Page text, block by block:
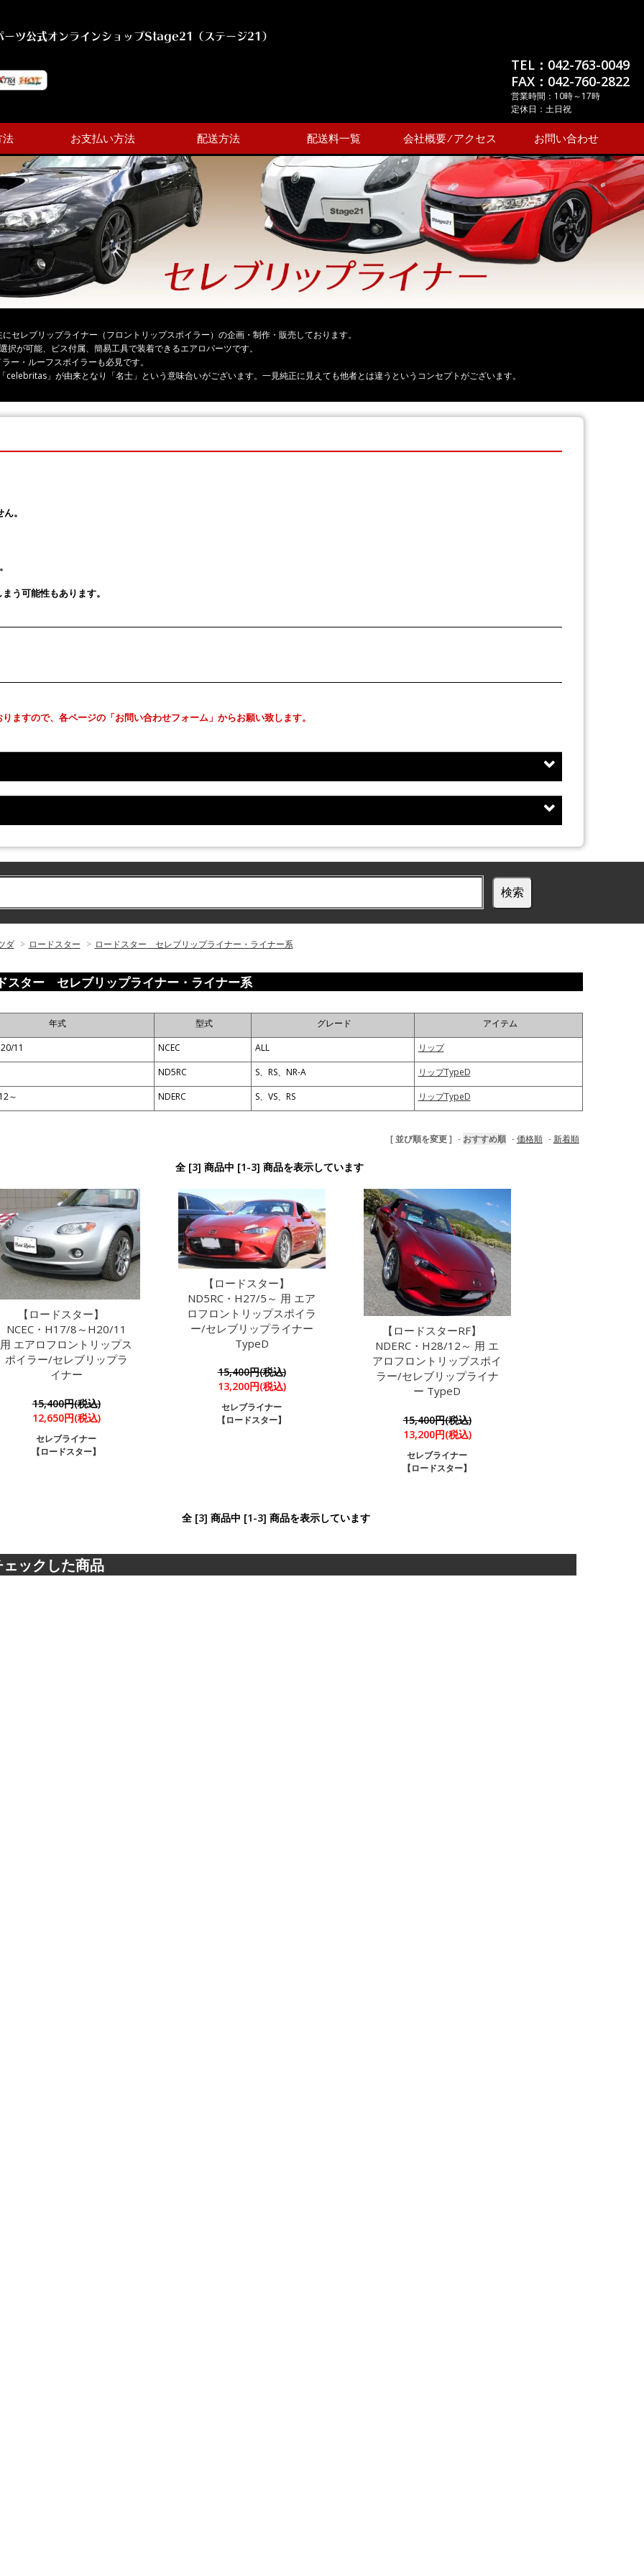
ツ公式オンラインショップStage21（ステージ21）
TEL：042-763-0049
FAX：042-760-2822
営業時間：10時～17時
定休日：土日祝
法 お支払い方法 配送方法 配送料一覧 会社概要 ⁄ アクセス お問い合わせ
レブリップライナー（フロントリップスポイラー）の企画・制作・販売しております。
が可能、ビス付属、簡易工具で装着できるエアロパーツです。
ー・ルーフスポイラーも必見です。
」が由来となり「名士」という意味合いがございます。一見純正に見えても他者とは違うというコンセプトがございます。
。
う可能性もあります。
ますので、各ページの「お問い合わせフォーム」からお願い致します。
ダ > ロードスター > ロードスター セレブリップライナー・ライナー系
スター セレブリップライナー・ライナー系
年式 型式 グレード
アイテム
11
NCEC ALL
リップ
ND5RC
S、RS、NR-A
リップTypeD
～
NDERC S、VS、RS リップTypeD
[ 並び順を変更 ] - おすすめ順 -価格順 -新着順
全 [3] 商品中 [1-3] 商品を表示しています
【ロードスター】
NCEC・H17/8～H20/11
用 エアロフロントリップス
ポイラー/セレブリップラ
イナー
15,400円(税込)
12,650円(税込)
セレブライナー
【ロードスター】
【ロードスター】
ND5RC・H27/5～ 用 エア
ロフロントリップスポイラ
ー/セレブリップライナー
TypeD
15,400円(税込)
13,200円(税込)
セレブライナー
【ロードスター】
【ロードスターRF】
NDERC・H28/12～ 用 エ
アロフロントリップスポイ
ラー/セレブリップライナ
ー TypeD
15,400円(税込)
13,200円(税込)
セレブライナー
【ロードスター】
全 [3] 商品中 [1-3] 商品を表示しています
ックした商品